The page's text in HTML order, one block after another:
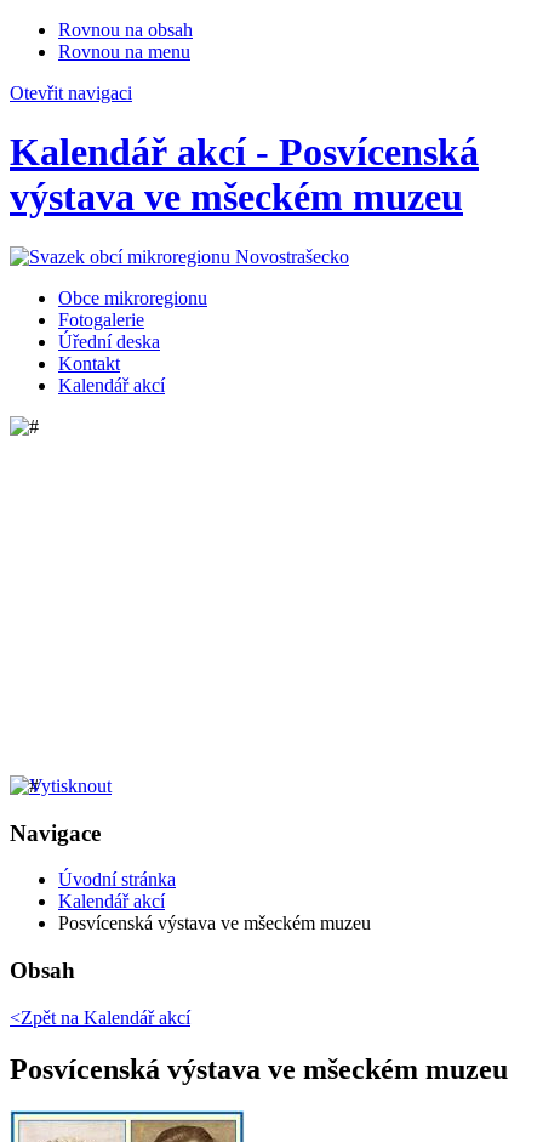
Rovnou na obsah
Rovnou na menu
Otevřit navigaci
Kalendář akcí - Posvícenská
výstava ve mšeckém muzeu
Obce mikroregionu
Fotogalerie
Úřední deska
Kontakt
Kalendář akcí
Navigace
Úvodní stránka
Kalendář akcí
Posvícenská výstava ve mšeckém muzeu
Obsah
<Zpět na Kalendář akcí
Posvícenská výstava ve mšeckém muzeu